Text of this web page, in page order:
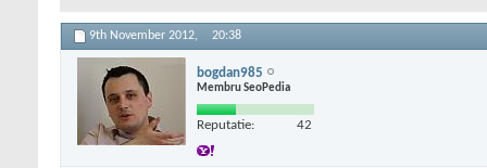
9th November 2012, 20:38
bogdan985
Membru SeoPedia
Reputatie: 42